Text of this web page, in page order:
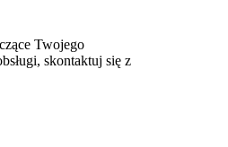
Twojego
skontaktuj się z